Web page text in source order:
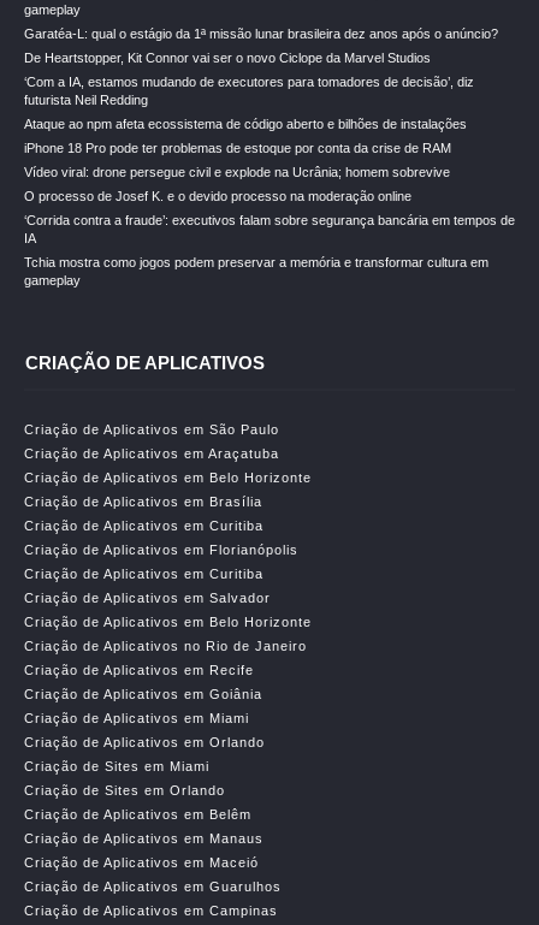
gameplay
Garatéa-L: qual o estágio da 1ª missão lunar brasileira dez anos após o anúncio?
De Heartstopper, Kit Connor vai ser o novo Ciclope da Marvel Studios
‘Com a IA, estamos mudando de executores para tomadores de decisão’, diz
futurista Neil Redding
Ataque ao npm afeta ecossistema de código aberto e bilhões de instalações
iPhone 18 Pro pode ter problemas de estoque por conta da crise de RAM
Vídeo viral: drone persegue civil e explode na Ucrânia; homem sobrevive
O processo de Josef K. e o devido processo na moderação online
‘Corrida contra a fraude’: executivos falam sobre segurança bancária em tempos de
IA
Tchia mostra como jogos podem preservar a memória e transformar cultura em
gameplay
CRIAÇÃO DE APLICATIVOS
Criação de Aplicativos em São Paulo
Criação de Aplicativos em Araçatuba
Criação de Aplicativos em Belo Horizonte
Criação de Aplicativos em Brasília
Criação de Aplicativos em Curitiba
Criação de Aplicativos em Florianópolis
Criação de Aplicativos em Curitiba
Criação de Aplicativos em Salvador
Criação de Aplicativos em Belo Horizonte
Criação de Aplicativos no Rio de Janeiro
Criação de Aplicativos em Recife
Criação de Aplicativos em Goiânia
Criação de Aplicativos em Miami
Criação de Aplicativos em Orlando
Criação de Sites em Miami
Criação de Sites em Orlando
Criação de Aplicativos em Belêm
Criação de Aplicativos em Manaus
Criação de Aplicativos em Maceió
Criação de Aplicativos em Guarulhos
Criação de Aplicativos em Campinas